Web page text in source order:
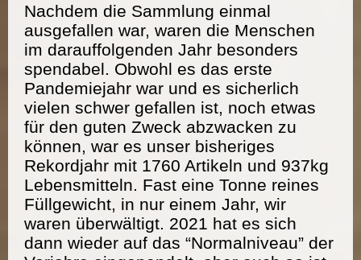
Nachdem die Sammlung einmal
ausgefallen war, waren die Menschen
im darauffolgenden Jahr besonders
spendabel. Obwohl es das erste
Pandemiejahr war und es sicherlich
vielen schwer gefallen ist, noch etwas
für den guten Zweck abzwacken zu
können, war es unser bisheriges
Rekordjahr mit 1760 Artikeln und 937kg
Lebensmitteln. Fast eine Tonne reines
Füllgewicht, in nur einem Jahr, wir
waren überwältigt. 2021 hat es sich
dann wieder auf das “Normalniveau” der